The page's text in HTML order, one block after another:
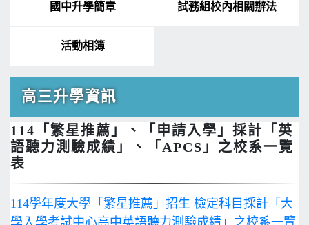
國中升學簡章 試務組校內相關辦法
活動相簿
高三升學資訊
114「繁星推薦」、「申請入學」採計「英
語聽力測驗成績」、「APCS」之校系一覽
表
114學年度大學「繁星推薦」招生 檢定科目採計「大
學入學考試中心高中英語聽力測驗成績」之校系一覽